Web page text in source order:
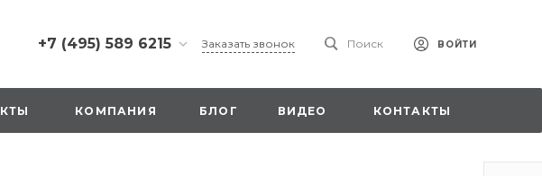
+7 (495) 589 6215
+7 (495) 589 6215
г. Москва, Русаковская
ул., д.1, вход с улицы со
стороны ТТК
Заказать звонок Поиск ВОЙТИ
КОМПАНИЯ БЛОГ ВИДЕО КОНТАКТЫ